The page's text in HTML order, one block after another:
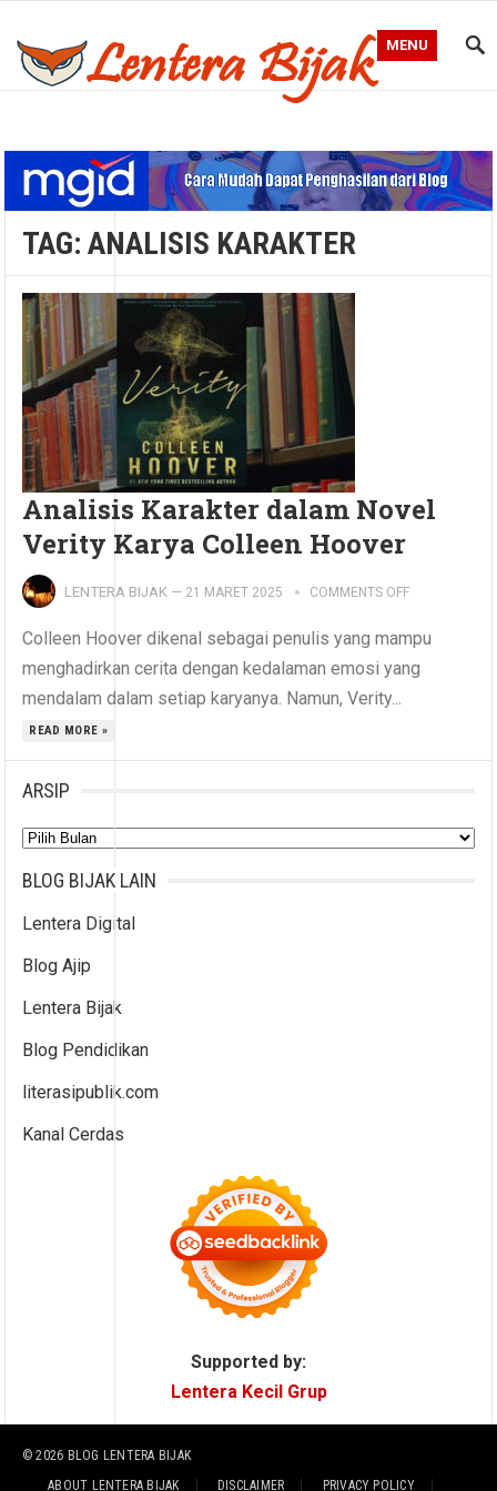
MENU
TAG:ANALISIS KARAKTER
Analisis Karakter dalam Novel
Verity Karya Colleen Hoover
LENTERA BIJAK — 21 MARET 2025 COMMENTS OFF
Colleen Hoover dikenal sebagai penulis yang mampu
menghadirkan cerita dengan kedalaman emosi yang
mendalam dalam setiap karyanya. Namun, Verity...
READ MORE »
ARSIP
Arsip
BLOG BIJAK LAIN
Lentera Digital
Blog Ajip
Lentera Bijak
Blog Pendidikan
literasipublik.com
Kanal Cerdas
Supported by:
Lentera Kecil Grup
© 2026 BLOG LENTERA BIJAK
ABOUT LENTERA BIJAK
DISCLAIMER PRIVACY POLICY